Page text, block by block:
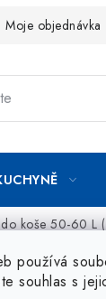
používá
souhlas s
Moje objednávka
koše 50-60 L